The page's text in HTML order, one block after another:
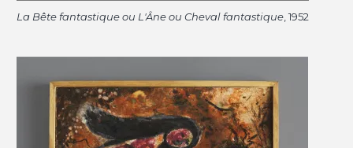
La Bête fantastique ou L'Âne ou Cheval fantastique , 1952